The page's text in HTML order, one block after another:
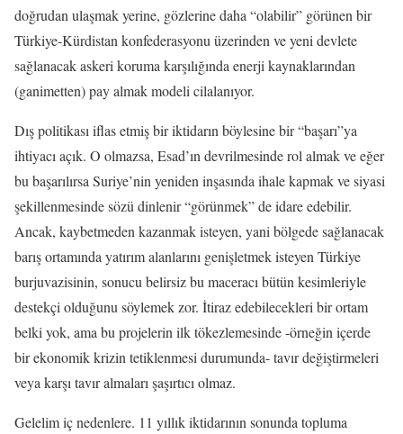
doğrudan ulaşmak yerine, gözlerine daha “olabilir” görünen bir
Türkiye-Kürdistan konfederasyonu üzerinden ve yeni devlete
sağlanacak askeri koruma karşılığında enerji kaynaklarından
(ganimetten) pay almak modeli cilalanıyor.
Dış politikası iflas etmiş bir iktidarın böylesine bir “başarı”ya
ihtiyacı açık. O olmazsa, Esad’ın devrilmesinde rol almak ve eğer
bu başarılırsa Suriye’nin yeniden inşasında ihale kapmak ve siyasi
şekillenmesinde sözü dinlenir “görünmek” de idare edebilir.
Ancak, kaybetmeden kazanmak isteyen, yani bölgede sağlanacak
barış ortamında yatırım alanlarını genişletmek isteyen Türkiye
burjuvazisinin, sonucu belirsiz bu maceracı bütün kesimleriyle
destekçi olduğunu söylemek zor. İtiraz edebilecekleri bir ortam
belki yok, ama bu projelerin ilk tökezlemesinde -örneğin içerde
bir ekonomik krizin tetiklenmesi durumunda- tavır değiştirmeleri
veya karşı tavır almaları şaşırtıcı olmaz.
Gelelim iç nedenlere. 11 yıllık iktidarının sonunda topluma